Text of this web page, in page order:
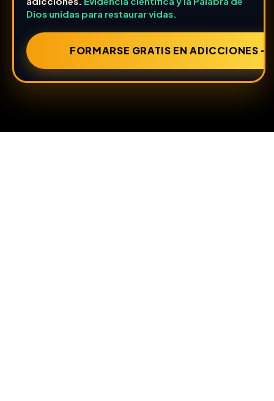
Dios unidas para restaurar vidas.
FORMARSE GRATIS EN ADICCIONES ➔